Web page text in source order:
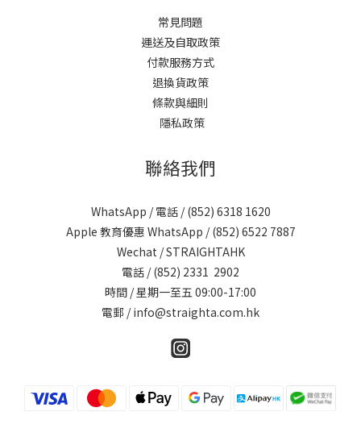
常見問題
運送及自取政策
付款服務方式
退換貨政策
條款與細則
隱私政策
聯絡我們
WhatsApp / 電話 / (852) 6318 1620
Apple 教育優惠 WhatsApp / (852) 6522 7887
Wechat / STRAIGHTAHK
電話 / (852) 2331 2902
時間 / 星期一至五 09:00-17:00
電郵 /info@straighta.com.hk